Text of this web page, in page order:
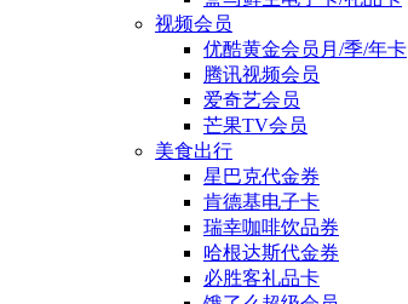
视频会员
优酷黄金会员月/季/年卡
腾讯视频会员
爱奇艺会员
芒果TV会员
美食出行
星巴克代金券
肯德基电子卡
瑞幸咖啡饮品券
哈根达斯代金券
必胜客礼品卡